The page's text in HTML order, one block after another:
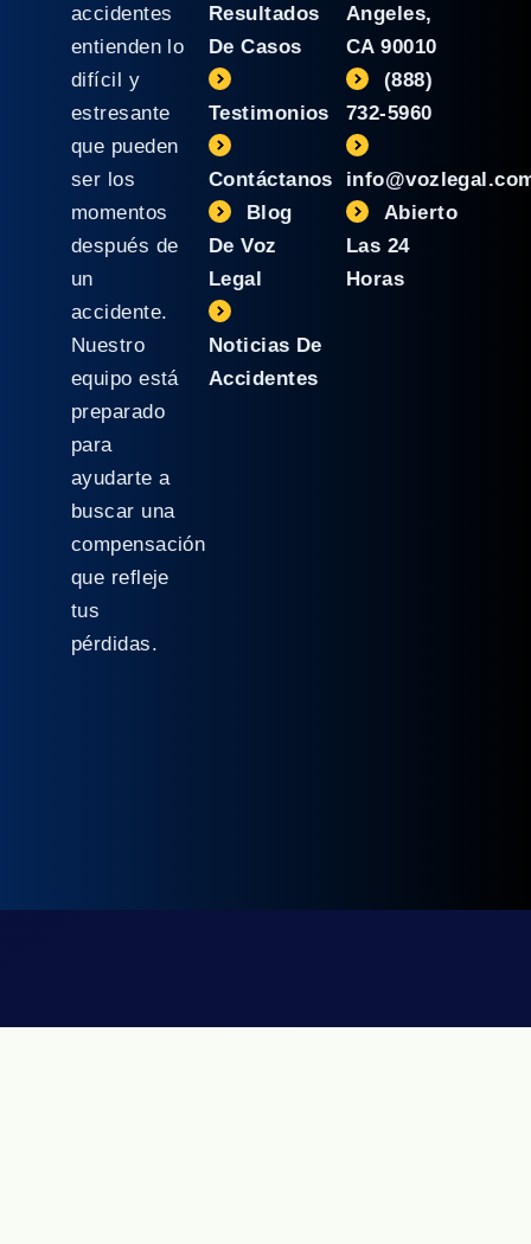
accidentes
entienden lo
difícil y
estresante
que pueden
ser los
momentos
después de
un
accidente.
Nuestro
equipo está
preparado
para
ayudarte a
buscar una
compensación
que refleje
tus
pérdidas.
Resultados
De Casos
Testimonios
Contáctanos
Blog
De Voz
Legal
Noticias De
Accidentes
Angeles,
CA 90010
(888)
732-5960
Abierto
Las 24
Horas